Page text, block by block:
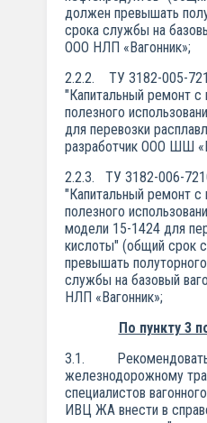
должен превышать
срока службы на
ООО НЛП «Вагонник»;
2.2.2. ТУ 3182-005-
"Капитальный ремонт
полезного
для перевозки
разработчик ООО ШШ
2.2.3. ТУ 3182-006-
"Капитальный ремонт
полезного
модели 15-1424 для
кислоты" (общий срок
превышать
службы на базовый
НЛП «Вагонник»;
По пункту 3
3.1. Рекомендовать
железнодорожному
специалистов
ИВЦ ЖА внести в